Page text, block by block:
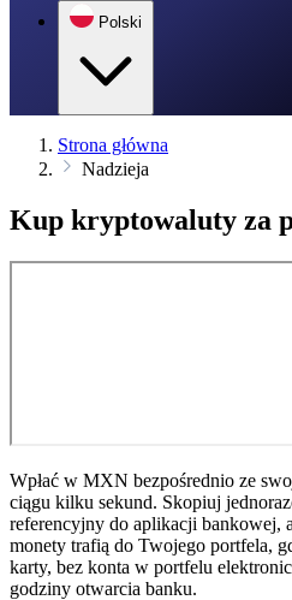
Polski
Strona główna
Nadzieja
Kup kryptowaluty za
Wpłać w MXN bezpośrednio ze
ciągu kilku sekund. Skopiuj
referencyjny do aplikacji bankowej,
monety trafią do Twojego portfela,
karty, bez konta w portfelu
godziny otwarcia banku.